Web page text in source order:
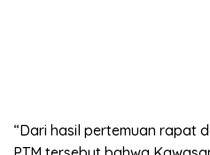
“Dari hasil pertemuan rapat